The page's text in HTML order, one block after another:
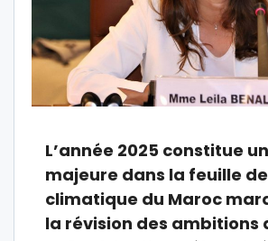
L’année 2025 constitue
majeure dans la feuille
climatique du Maroc
la révision des ambitions